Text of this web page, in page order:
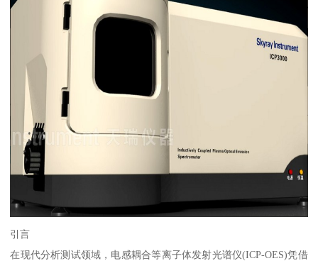
引言
在现代分析测试领域，电感耦合等离子体发射光谱仪(ICP-OES)凭借